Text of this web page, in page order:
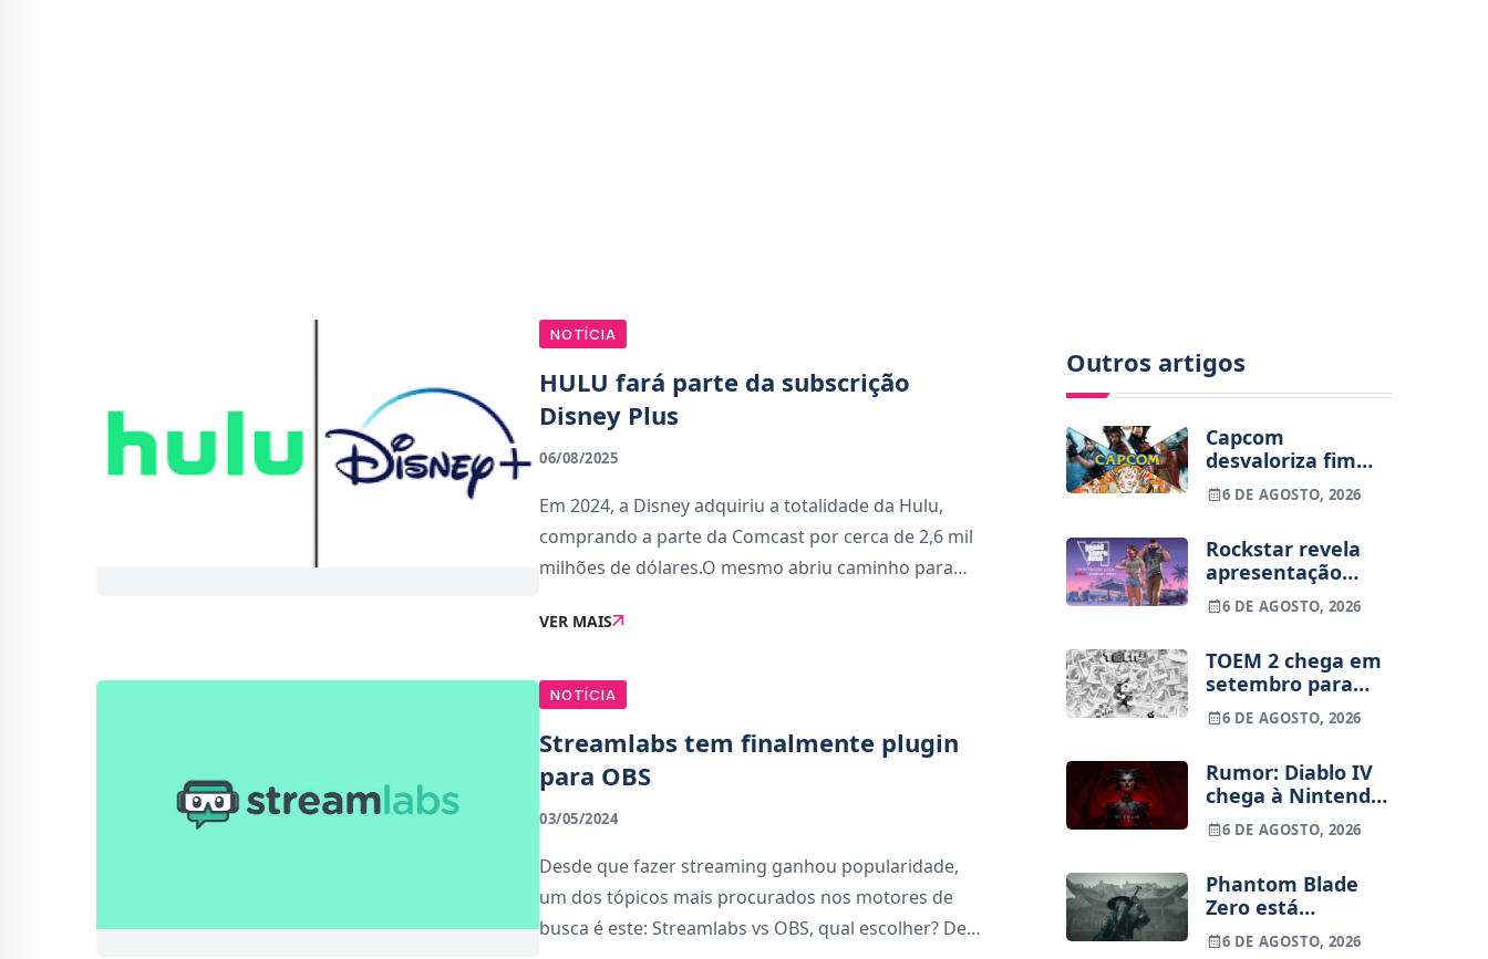
NOTÍCIA
HULU fará parte da subscrição
Disney Plus
06/08/2025
Em 2024, a Disney adquiriu a totalidade da Hulu,
comprando a parte da Comcast por cerca de 2,6 mil
milhões de dólares.O mesmo abriu caminho para
planeado para que em 2026 a app Hulu deixe de ser
VER MAIS
NOTÍCIA
Streamlabs tem finalmente plugin
para OBS
03/05/2024
Desde que fazer streaming ganhou popularidade,
um dos tópicos mais procurados nos motores de
busca é este: Streamlabs vs OBS, qual escolher? De
Outros artigos
Capcom
desvaloriza fim
dos jogos físicos
na PlayStation
6 DE AGOSTO, 2026
Rockstar revela
apresentação
alargada de GTA
VI para 27 de
6 DE AGOSTO, 2026
TOEM 2 chega em
setembro para
PS5, Switch e PC
6 DE AGOSTO, 2026
Rumor: Diablo IV
chega à Nintendo
Switch 2 em
setembro e vai
um jogo novo
6 DE AGOSTO, 2026
Phantom Blade
Zero está
terminado, pré-
6 DE AGOSTO, 2026